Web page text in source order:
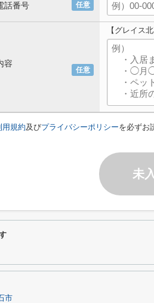
任意
話番号
任意
容
【グレイス
用規約及びプライバシーポリシーを必ずお
未
市